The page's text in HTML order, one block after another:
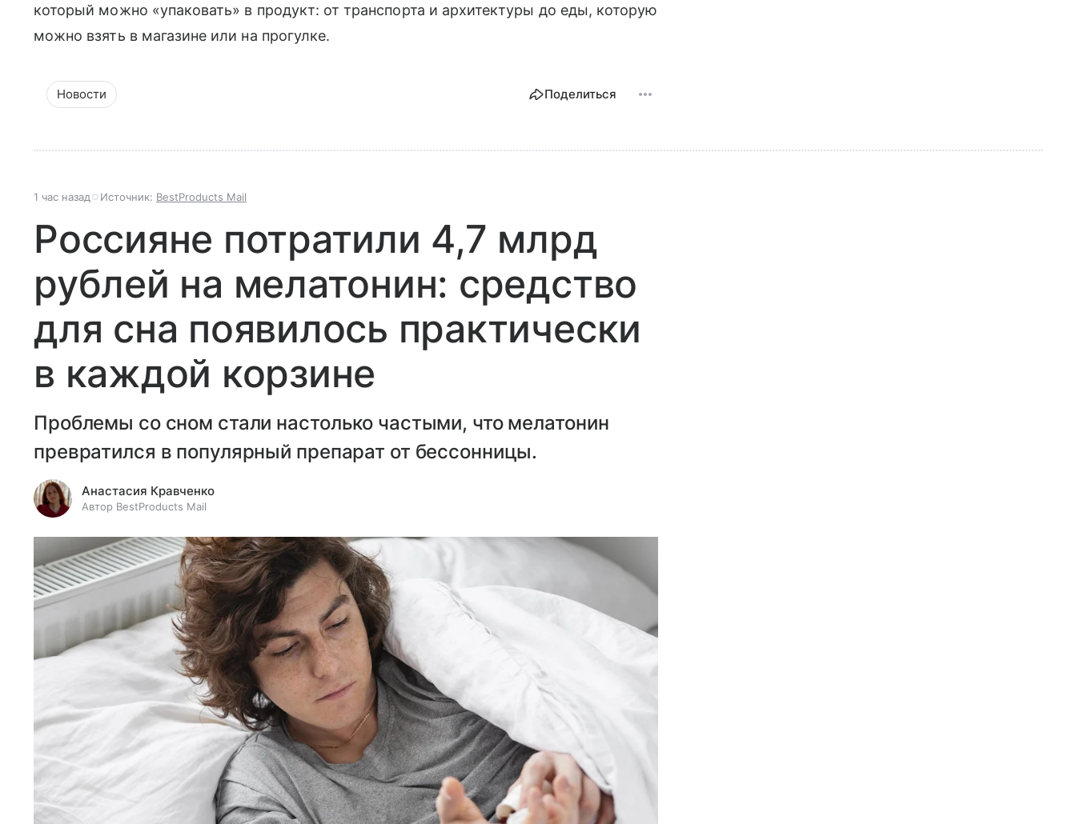
который можно «упаковать» в продукт: от транспорта и архитектуры до еды, которую
можно взять в магазине или на прогулке.
Новости Поделиться
1 час назад Источник: BestProducts Mail
Россияне потратили 4,7 млрд
рублей на мелатонин: средство
для сна появилось практически
в каждой корзине
Проблемы со сном стали настолько частыми, что мелатонин
превратился в популярный препарат от бессонницы.
Анастасия Кравченко
Автор BestProducts Mail